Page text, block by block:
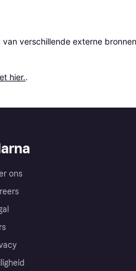
verschillende externe
hier..
ons